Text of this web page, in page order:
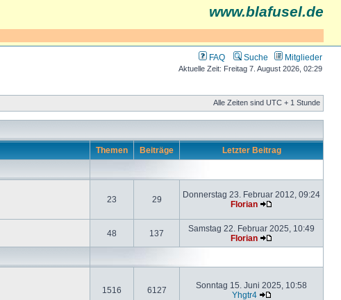
www.blafusel.de
FAQ Suche Mitglieder
Aktuelle Zeit: Freitag 7. August 2026, 02:29
Alle Zeiten sind UTC + 1 Stunde
Themen Beiträge Letzter Beitrag
23 29
Donnerstag 23. Februar 2012, 09:24
Florian
48 137
Samstag 22. Februar 2025, 10:49
Florian
1516 6127
Sonntag 15. Juni 2025, 10:58
Yhgtr4